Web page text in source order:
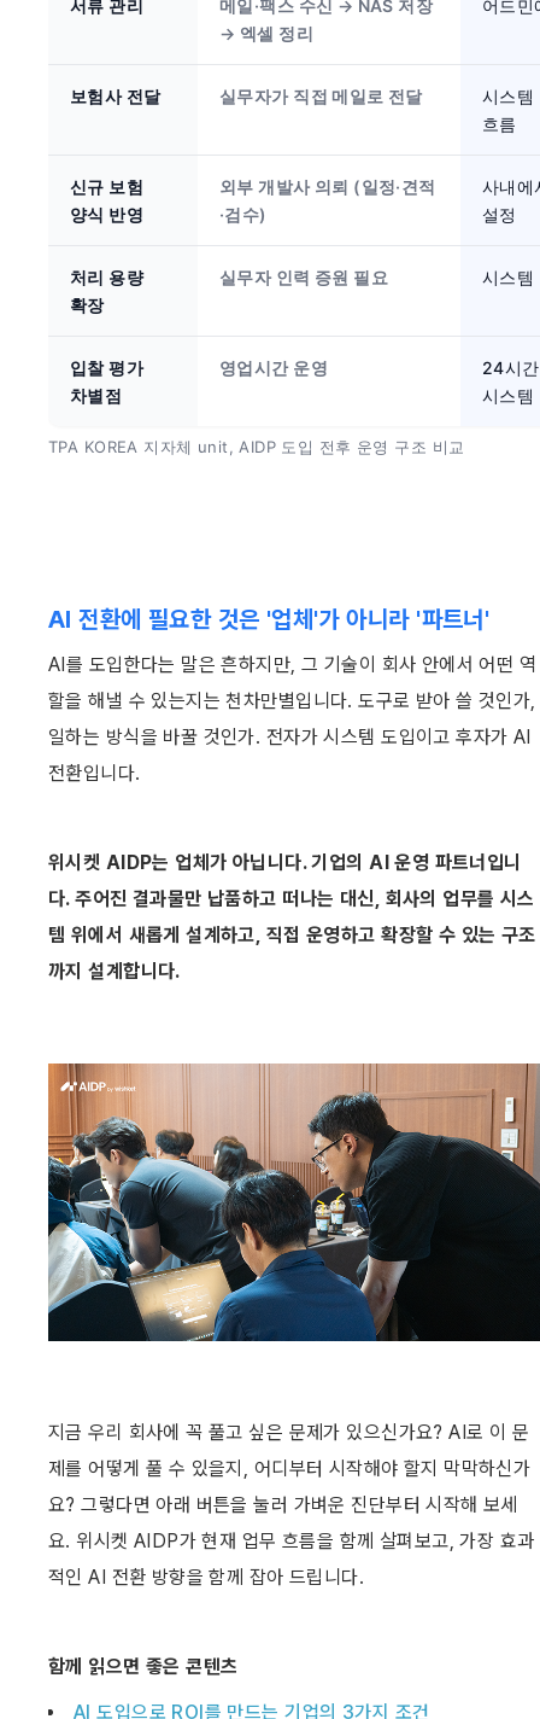
서류 관리
메일·팩스 수신 → NAS 저장
→ 엑셀 정리
어드민
보험사 전달 실무자가 직접 메일로 전달
시스템
흐름
신규 보험
양식 반영
외부 개발사 의뢰 (일정·견적
·검수)
사내에
설정
처리 용량
확장
실무자 인력 증원 필요 시스템
입찰 평가
차별점
영업시간 운영
24시
시스템
TPA KOREA 지자체 unit, AIDP 도입 전후 운영 구조 비교
AI 전환에 필요한 것은 '업체'가 아니라 '파트너'
AI를 도입한다는 말은 흔하지만, 그 기술이 회사 안에서 어떤 역
할을 해낼 수 있는지는 천차만별입니다. 도구로 받아 쓸 것인가,
일하는 방식을 바꿀 것인가. 전자가 시스템 도입이고 후자가 AI
전환입니다.
위시켓 AIDP는 업체가 아닙니다. 기업의 AI 운영 파트너입니
다. 주어진 결과물만 납품하고 떠나는 대신, 회사의 업무를 시스
템 위에서 새롭게 설계하고, 직접 운영하고 확장할 수 있는 구조
까지 설계합니다.
지금 우리 회사에 꼭 풀고 싶은 문제가 있으신가요? AI로 이 문
제를 어떻게 풀 수 있을지, 어디부터 시작해야 할지 막막하신가
요? 그렇다면 아래 버튼을 눌러 가벼운 진단부터 시작해 보세
요. 위시켓 AIDP가 현재 업무 흐름을 함께 살펴보고, 가장 효과
적인 AI 전환 방향을 함께 잡아 드립니다.
함께 읽으면 좋은 콘텐츠
AI 도입으로 ROI를 만드는 기업의 3가지 조건